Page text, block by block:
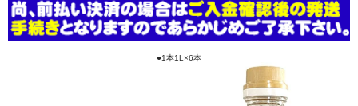
●1本1L×6本